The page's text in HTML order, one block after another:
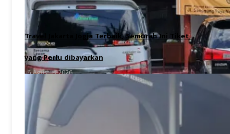
Travel Jakarta Jogja Terbaik, Semurah Ini Tiket
yang Perlu dibayarkan
6 Agustus 2026